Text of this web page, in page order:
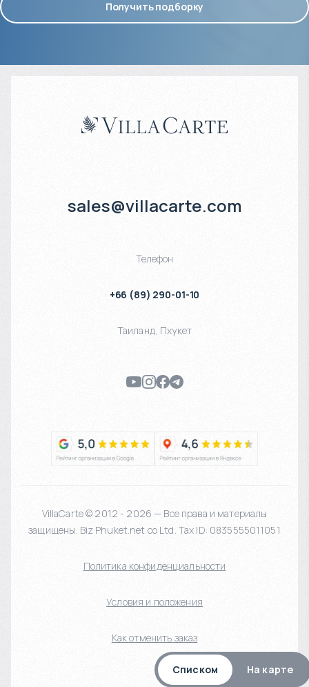
Списком На карте
Получить подборку
sales@villacarte.com
Телефон
+66 (89) 290-01-10
Таиланд, Пхукет
VillaCarte © 2012 - 2026 — Все права и материалы
защищены. Biz Phuket.net co Ltd. Tax ID: 0835555011051
Политика конфиденциальности
Условия и положения
Как отменить заказ